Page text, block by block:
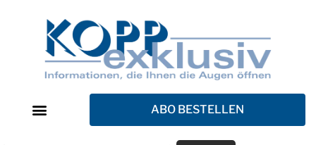
ABO BESTELLEN